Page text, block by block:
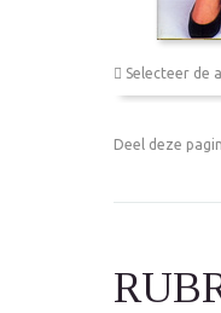
Selecteer de
Deel deze